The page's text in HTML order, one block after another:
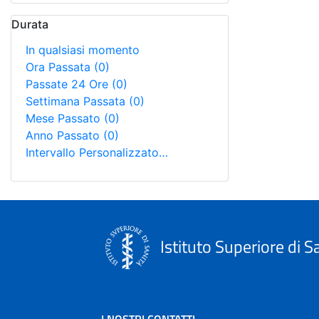
Durata
In qualsiasi momento
Ora Passata (0)
Passate 24 Ore (0)
Settimana Passata (0)
Mese Passato (0)
Anno Passato (0)
Intervallo Personalizzato…
Istituto Superiore di